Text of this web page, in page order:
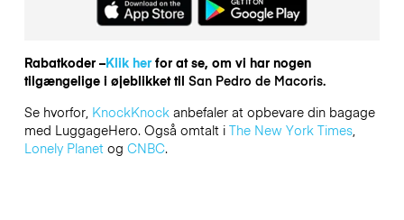
Rabatkoder –Klik herfor at se, om vi har nogen
tilgængelige i øjeblikket til San Pedro de Macoris.
Se hvorfor, KnockKnockanbefaler at opbevare din bagage
med LuggageHero. Også omtalt i The New York Times,
Lonely Planetog CNBC.